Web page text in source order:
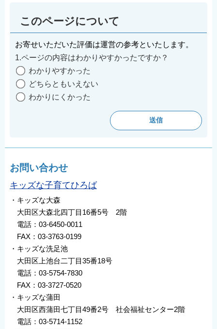
このページについて
お寄せいただいた評価は運営の参考といたします。
1.ページの内容はわかりやすかったですか？
わかりやすかった
どちらともいえない
わかりにくかった
お問い合わせ
キッズな子育てひろば
・キッズな大森
大田区大森北四丁目16番5号 2階
電話：03-6450-0011
FAX：03-3763-0199
・キッズな洗足池
大田区上池台二丁目35番18号
電話：03-5754-7830
FAX：03-3727-0520
・キッズな蒲田
大田区西蒲田七丁目49番2号 社会福祉センター2階
電話：03-5714-1152